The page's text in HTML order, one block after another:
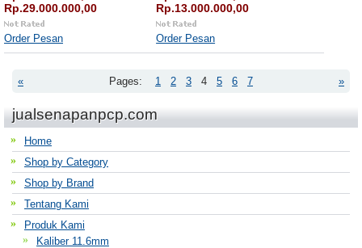
Rp.29.000.000,00
Order Pesan
Rp.13.000.000,00
Order Pesan
« »
Pages: 1 2 3 4 5 6 7
jualsenapanpcp.com
Home
Shop by Category
Shop by Brand
Tentang Kami
Produk Kami
Kaliber 11.6mm